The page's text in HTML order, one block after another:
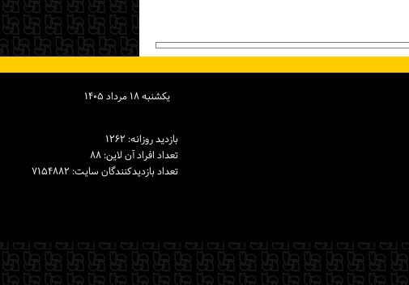
یكشنبه ۱۸ مرداد ۱۴۰۵
بازدید روزانه: ۱۲۶۲
تعداد افراد آن لاین: ۸۸
تعداد بازدیدكنندگان سایت: ۷۱۵۴۸۸۲